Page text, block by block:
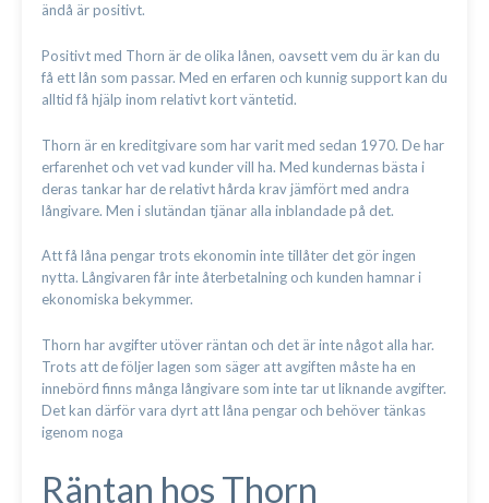
ändå är positivt.
Positivt med Thorn är de olika lånen, oavsett vem du är kan du
få ett lån som passar. Med en erfaren och kunnig support kan du
alltid få hjälp inom relativt kort väntetid.
Thorn är en kreditgivare som har varit med sedan 1970. De har
erfarenhet och vet vad kunder vill ha. Med kundernas bästa i
deras tankar har de relativt hårda krav jämfört med andra
långivare. Men i slutändan tjänar alla inblandade på det.
Att få låna pengar trots ekonomin inte tillåter det gör ingen
nytta. Långivaren får inte återbetalning och kunden hamnar i
ekonomiska bekymmer.
Thorn har avgifter utöver räntan och det är inte något alla har.
Trots att de följer lagen som säger att avgiften måste ha en
innebörd finns många långivare som inte tar ut liknande avgifter.
Det kan därför vara dyrt att låna pengar och behöver tänkas
igenom noga
Räntan hos Thorn